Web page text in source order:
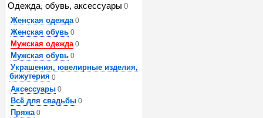
Одежда, обувь, аксессуары 0
Женская одежда 0
Женская обувь 0
Мужская одежда 0
Мужская обувь 0
Украшения, ювелирные изделия,
бижутерия 0
Аксессуары 0
Всё для свадьбы 0
Пряжа 0